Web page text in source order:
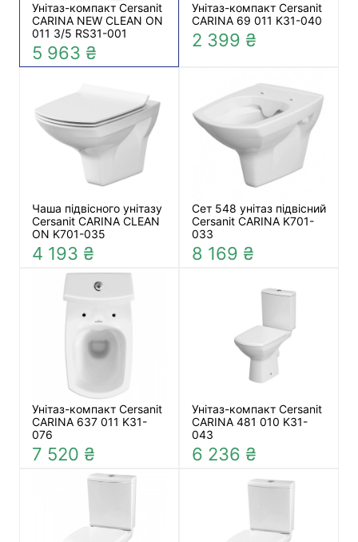
Унітаз-компакт Cersanit
CARINA NEW CLEAN ON
011 3/5 RS31-001
5 963 ₴
Унітаз-компакт Cersanit
CARINA 69 011 K31-040
2 399 ₴
Чаша підвісного унітазу
Cersanit CARINA CLEAN
ON K701-035
4 193 ₴
Сет 548 унітаз підвісний
Cersanit СARINA K701-
033
8 169 ₴
Унітаз-компакт Cersanit
CARINA 637 011 K31-
076
7 520 ₴
Унітаз-компакт Cersanit
CARINA 481 010 K31-
043
6 236 ₴